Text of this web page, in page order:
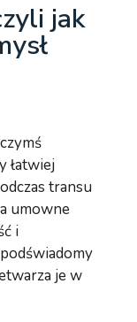
jak
łatwiej
transu
umowne
i
je w